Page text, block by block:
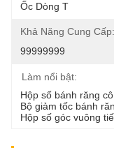
Ốc Dòng T
Khả Năng Cung Cấp:
99999999
Làm nổi bật:
Hộp số bánh răng
Bộ giảm tốc bánh
Hộp số góc vuông